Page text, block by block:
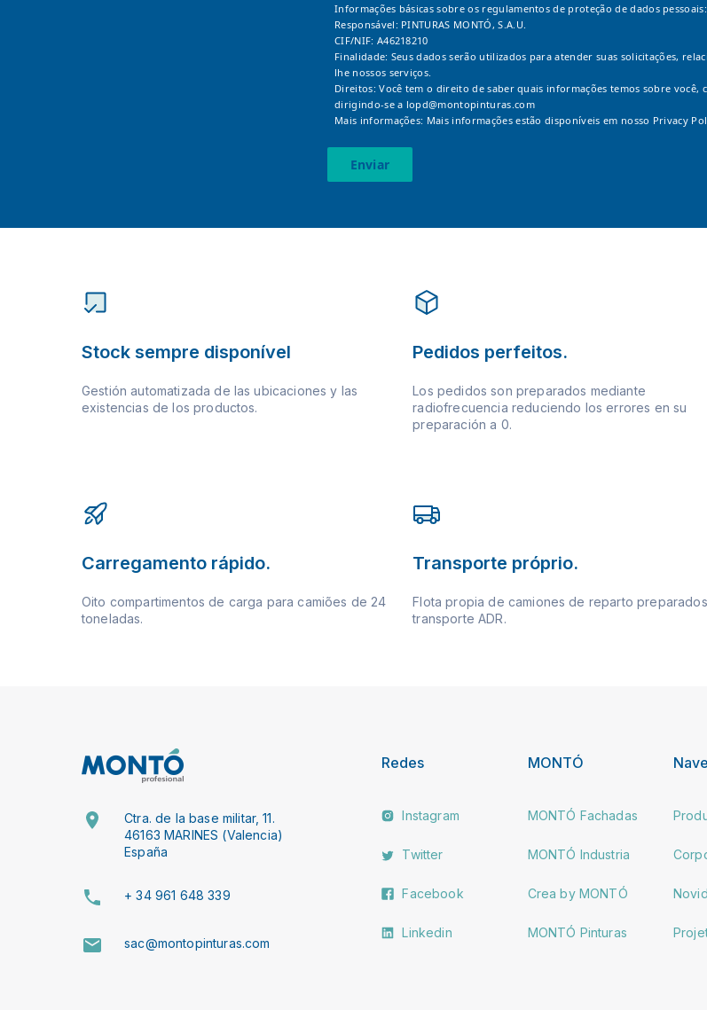
Informações básicas sobre os regulamentos de proteção de dados pessoais:
Responsável: PINTURAS MONTÓ, S.A.U.
CIF/NIF: A46218210
Finalidade: Seus dados serão utilizados para atender suas solicitações,
lhe nossos serviços.
Direitos: Você tem o direito de saber quais informações temos sobre você,
dirigindo-se a lopd@montopinturas.com
Mais informações: Mais informações estão disponíveis em nosso Privacy
Enviar
Stock sempre disponível
Gestión automatizada de las ubicaciones y las
existencias de los productos.
Pedidos perfeitos.
Los pedidos son preparados mediante
radiofrecuencia reduciendo los errores en su
preparación a 0.
Carregamento rápido.
Oito compartimentos de carga para camiões de 24
toneladas.
Transporte próprio.
Flota propia de camiones de reparto
transporte ADR.
Ctra. de la base militar, 11.
46163 MARINES (Valencia)
España
+ 34 961 648 339
sac@montopinturas.com
Redes
Instagram
Twitter
Facebook
Linkedin
MONTÓ
MONTÓ Fachadas
MONTÓ Industria
Crea by MONTÓ
MONTÓ Pinturas